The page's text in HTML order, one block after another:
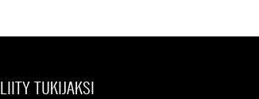
LIITY TUKIJAKSI